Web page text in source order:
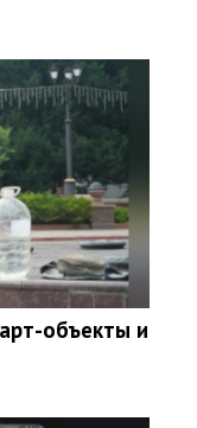
объекты и